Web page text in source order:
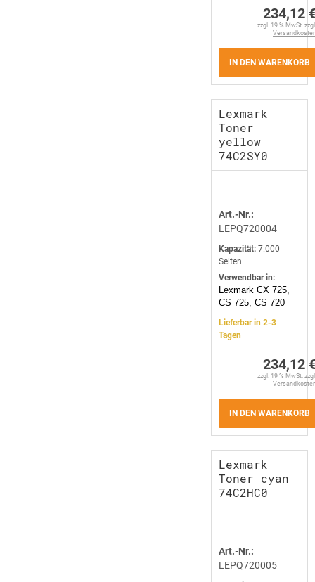
234,12
zzgl. 19 % MwSt.
IN DEN WARENKORB
Lexmark
Toner
yellow
74C2SY0
Art.-Nr.:
LEPQ720004
Kapazität: 7.000
Seiten
Verwendbar in:
Lexmark CX 725,
CS 725, CS 720
Lieferbar in 2-3
Tagen
234,12
zzgl. 19 % MwSt.
IN DEN WARENKORB
Lexmark
Toner cyan
74C2HC0
Art.-Nr.:
LEPQ720005